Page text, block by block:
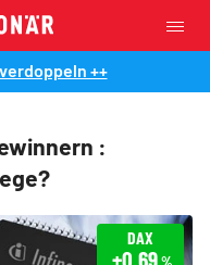
++
:
DAX
+0,69